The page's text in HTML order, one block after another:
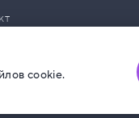
cookie.